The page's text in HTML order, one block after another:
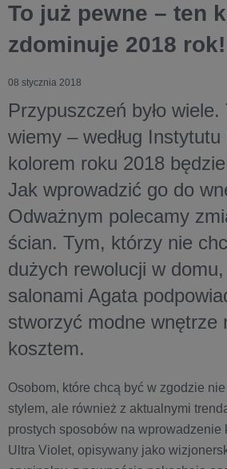
To już pewne – ten
zdominuje 2018 rok!
08 stycznia 2018
Przypuszczeń było wiele.
wiemy – według Instytutu
kolorem roku 2018
Jak wprowadzić go do
Odważnym polecamy
ścian. Tym, którzy nie
dużych rewolucji w
salonami Agata
stworzyć modne wnętrze
kosztem.
Osobom, które chcą być w zgodzie nie
stylem, ale również z aktualnymi
prostych sposobów na wprowadzenie
Ultra Violet, opisywany jako